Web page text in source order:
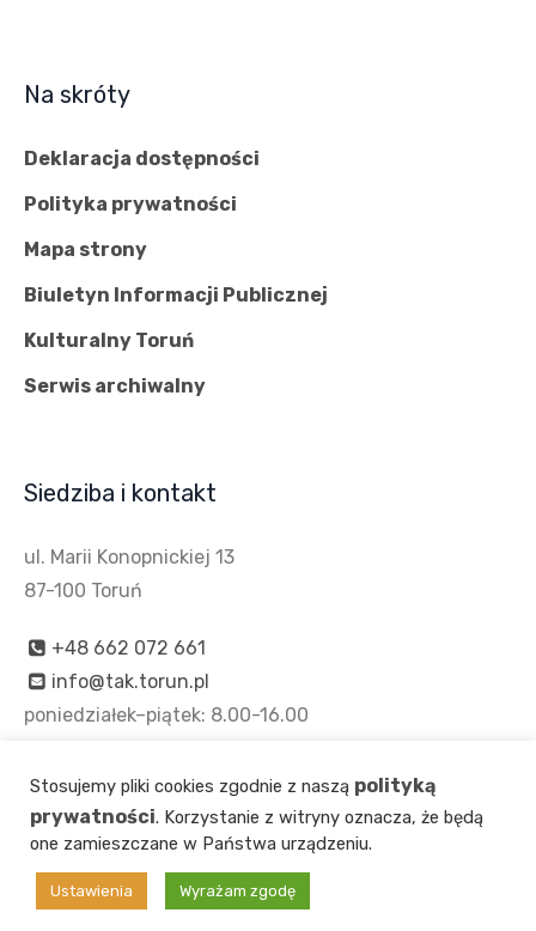
Na skróty
Deklaracja dostępności
Polityka prywatności
Mapa strony
Biuletyn Informacji Publicznej
Kulturalny Toruń
Serwis archiwalny
Siedziba i kontakt
ul. Marii Konopnickiej 13
87-100 Toruń
+48 662 072 661
info@tak.torun.pl
poniedziałek–piątek: 8.00-16.00
© Toruńska Agenda Kulturalna 2011–2024
Stosujemy pliki cookies zgodnie z naszą polityką
prywatności. Korzystanie z witryny oznacza, że będą
one zamieszczane w Państwa urządzeniu.
Ustawienia Wyrażam zgodę